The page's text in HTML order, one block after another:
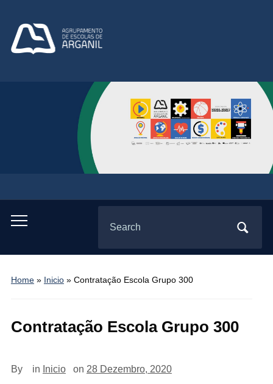
Toggle
menu
for:
Home» Inicio» Contratação Escola Grupo 300
Contratação Escola Grupo 300
By in Inicio on 28 Dezembro, 2020